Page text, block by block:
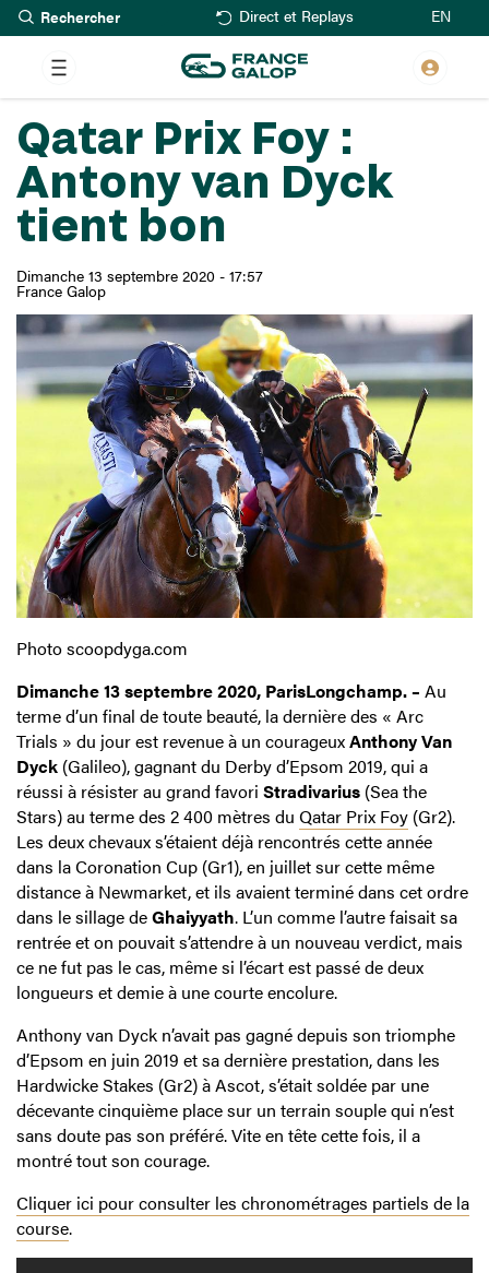
Aller
au
contenu
principal
Rechercher Direct et Replays EN
Qatar Prix Foy :
Antony van Dyck
tient bon
Dimanche 13 septembre 2020 - 17:57
France Galop
Photo scoopdyga.com
Dimanche 13 septembre 2020, ParisLongchamp. – Au
terme d’un final de toute beauté, la dernière des « Arc
Trials » du jour est revenue à un courageuxAnthony Van
Dyck (Galileo), gagnant du Derby d’Epsom 2019, qui a
réussi à résister au grand favori Stradivarius (Sea the
Stars) au terme des 2 400 mètres du Qatar Prix Foy (Gr2).
Les deux chevaux s’étaient déjà rencontrés cette année
dans la Coronation Cup (Gr1), en juillet sur cette même
distance à Newmarket, et ils avaient terminé dans cet ordre
dans le sillage deGhaiyyath. L’un comme l’autre faisait sa
rentrée et on pouvait s’attendre à un nouveau verdict, mais
ce ne fut pas le cas, même si l’écart est passé de deux
longueurs et demie à une courte encolure.
Anthony van Dyck n’avait pas gagné depuis son triomphe
d’Epsom en juin 2019 et sa dernière prestation, dans les
Hardwicke Stakes (Gr2) à Ascot, s’était soldée par une
décevante cinquième place sur un terrain souple qui n’est
sans doute pas son préféré. Vite en tête cette fois, il a
montré tout son courage.
Cliquer ici pour consulter les chronométrages partiels de la
course.